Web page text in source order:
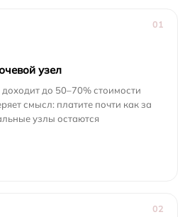
01
узел
до 50–70% стоимости
смысл: платите почти как за
узлы остаются
02